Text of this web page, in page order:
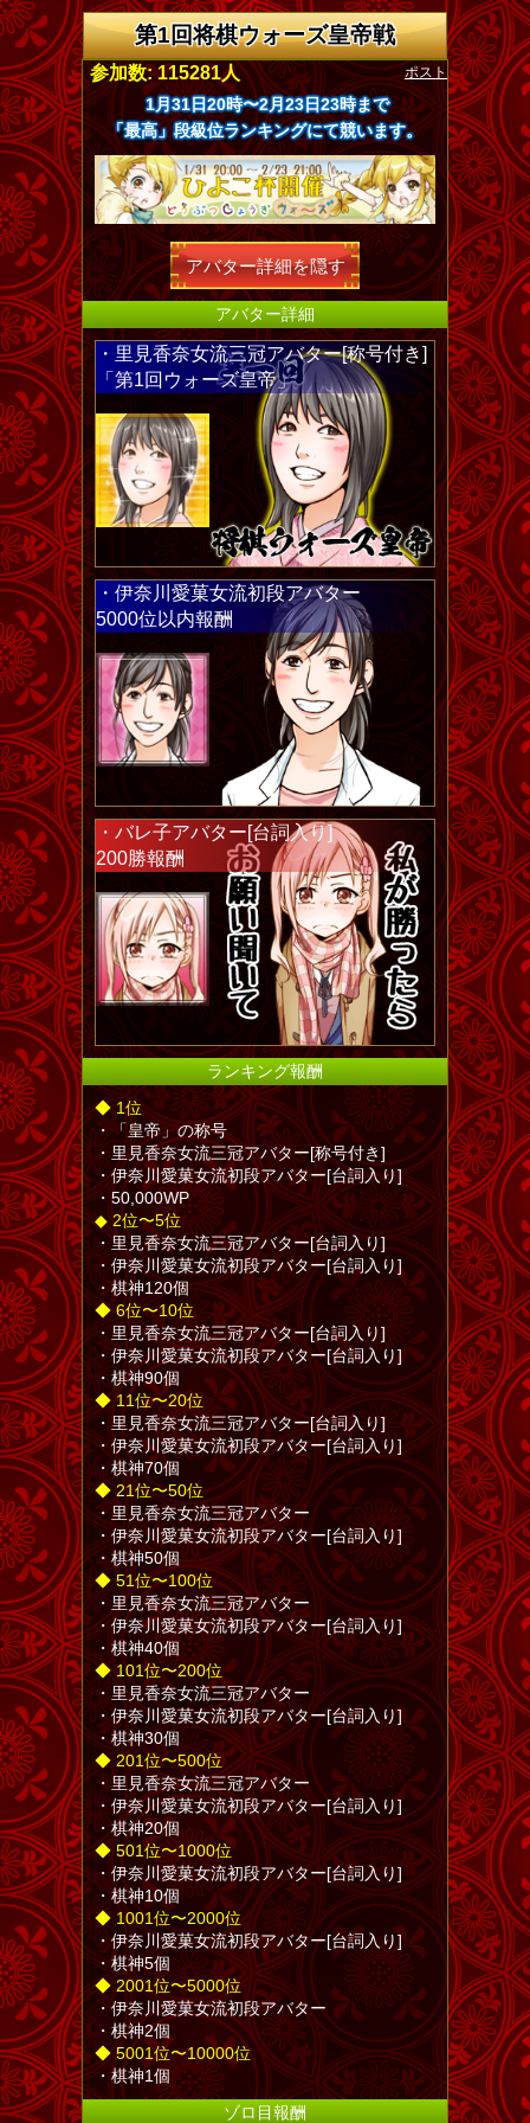
第1回将棋ウォーズ皇帝戦
ポスト
参加数: 115281人
1月31日20時〜2月23日23時まで
「最高」段級位ランキングにて競います。
アバター詳細を隠す
アバター詳細
・里見香奈女流三冠アバター[称号付き]
「第1回ウォーズ皇帝」
・伊奈川愛菓女流初段アバター
5000位以内報酬
・バレ子アバター[台詞入り]
200勝報酬
ランキング報酬
◆ 1位
・「皇帝」の称号
・里見香奈女流三冠アバター[称号付き]
・伊奈川愛菓女流初段アバター[台詞入り]
・50,000WP
◆ 2位〜5位
・里見香奈女流三冠アバター[台詞入り]
・伊奈川愛菓女流初段アバター[台詞入り]
・棋神120個
◆ 6位〜10位
・里見香奈女流三冠アバター[台詞入り]
・伊奈川愛菓女流初段アバター[台詞入り]
・棋神90個
◆ 11位〜20位
・里見香奈女流三冠アバター[台詞入り]
・伊奈川愛菓女流初段アバター[台詞入り]
・棋神70個
◆ 21位〜50位
・里見香奈女流三冠アバター
・伊奈川愛菓女流初段アバター[台詞入り]
・棋神50個
◆ 51位〜100位
・里見香奈女流三冠アバター
・伊奈川愛菓女流初段アバター[台詞入り]
・棋神40個
◆ 101位〜200位
・里見香奈女流三冠アバター
・伊奈川愛菓女流初段アバター[台詞入り]
・棋神30個
◆ 201位〜500位
・里見香奈女流三冠アバター
・伊奈川愛菓女流初段アバター[台詞入り]
・棋神20個
◆ 501位〜1000位
・伊奈川愛菓女流初段アバター[台詞入り]
・棋神10個
◆ 1001位〜2000位
・伊奈川愛菓女流初段アバター[台詞入り]
・棋神5個
◆ 2001位〜5000位
・伊奈川愛菓女流初段アバター
・棋神2個
◆ 5001位〜10000位
・棋神1個
ゾロ目報酬